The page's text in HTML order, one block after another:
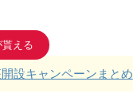
える
設キャンペーンまとめ